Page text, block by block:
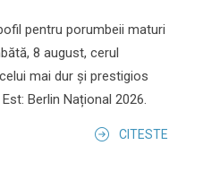
pentru porumbeii maturi
8 august, cerul
mai dur și prestigios
Berlin Național 2026.
CITESTE